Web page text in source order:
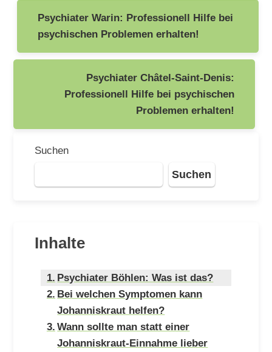
Beitragsnavigation
Psychiater Warin: Professionell Hilfe bei
psychischen Problemen erhalten!
Psychiater Châtel-Saint-Denis:
Professionell Hilfe bei psychischen
Problemen erhalten!
Suchen
Suchen
Inhalte
Psychiater Böhlen: Was ist das?
Bei welchen Symptomen kann
Johanniskraut helfen?
Wann sollte man statt einer
Johanniskraut-Einnahme lieber